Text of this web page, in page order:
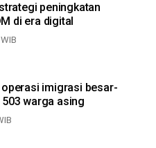
peningkatan
di era digital
imigrasi besar-
warga asing